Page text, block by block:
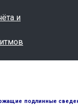
и
подлинные